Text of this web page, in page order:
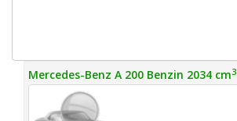
Mercedes-Benz A 200 Benzin 2034 cm3